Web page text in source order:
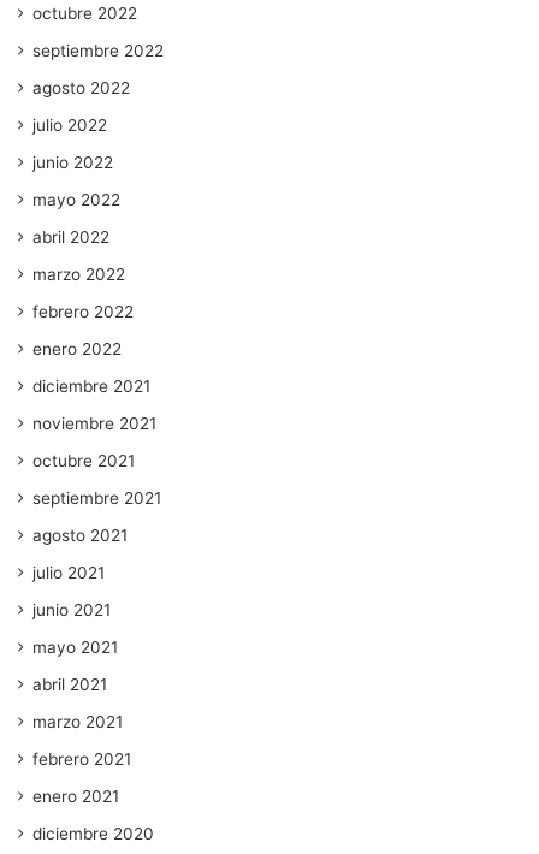
octubre 2022
septiembre 2022
agosto 2022
julio 2022
junio 2022
mayo 2022
abril 2022
marzo 2022
febrero 2022
enero 2022
diciembre 2021
noviembre 2021
octubre 2021
septiembre 2021
agosto 2021
julio 2021
junio 2021
mayo 2021
abril 2021
marzo 2021
febrero 2021
enero 2021
diciembre 2020